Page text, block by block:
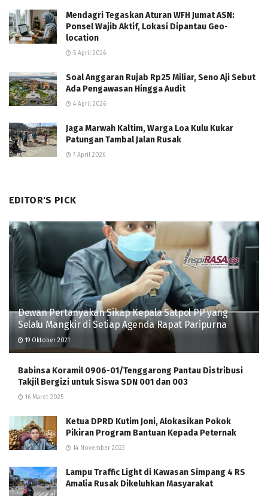
Mendagri Tegaskan Aturan WFH Jumat ASN:
Ponsel Wajib Aktif, Lokasi Dipantau Geo-
location
5 April 2026
Soal Anggaran Rujab Rp25 Miliar, Seno Aji Sebut
Ada Pengawasan Hingga Audit
4 April 2026
Jaga Marwah Kaltim, Warga Loa Kulu Kukar
Patungan Tambal Jalan Rusak
7 April 2026
EDITOR'S PICK
Dewan Pertanyakan Sikap Kepala Satpol PP yang
Selalu Mangkir di Setiap Agenda Rapat Paripurna
19 Oktober 2021
Babinsa Koramil 0906-01/Tenggarong Pantau Distribusi
Takjil Bergizi untuk Siswa SDN 001 dan 003
16 Maret 2025
Ketua DPRD Kutim Joni, Alokasikan Pokok
Pikiran Program Bantuan Kepada Peternak
14 November 2023
Lampu Traffic Light di Kawasan Simpang 4 RS
Amalia Rusak Dikeluhkan Masyarakat